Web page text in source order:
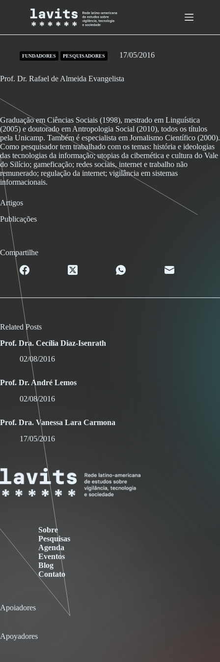
FUNDADORES PESQUISADORES 17/05/2016
Prof. Dr. Rafael de Almeida Evangelista
Graduação em Ciências Sociais (1998), mestrado em Linguística
(2005) e doutorado em Antropologia Social (2010), todos os títulos
pela Unicamp. Também é especialista em Jornalismo Científico (2000).
Como pesquisador tem trabalhado com os temas: história e ideologias
das tecnologias da informação; utopias da cibernética e cultura do Vale
do Silício; gameficação; redes sociais, internet e trabalho não
remunerado; regulação da internet; vigilância em sistemas
informacionais.
Artigos
Publicações
Compartilhe
Related Posts
Prof. Dra. Cecília Diaz-Isenrath
02/08/2016
Prof. Dr. André Lemos
02/08/2016
Prof. Dra. Vanessa Lara Carmona
17/05/2016
Sobre
Pesquisas
Agenda
Eventos
Blog
Contato
Apoiadores
Apoyadores